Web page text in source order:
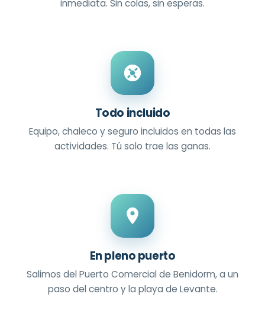
inmediata. Sin colas, sin esperas.
Todo incluido
Equipo, chaleco y seguro incluidos en todas las
actividades. Tú solo trae las ganas.
En pleno puerto
Salimos del Puerto Comercial de Benidorm, a un
paso del centro y la playa de Levante.